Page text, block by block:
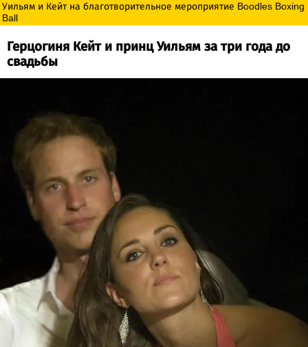
Уильям и Кейт на благотворительное мероприятие Boodles Boxing
Ball
Герцогиня Кейт и принц Уильям за три года до
свадьбы